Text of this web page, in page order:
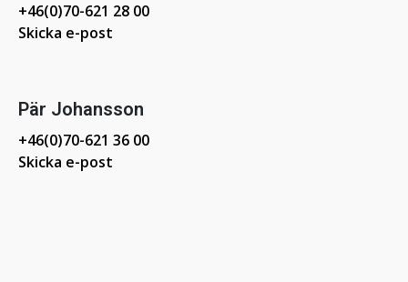
+46(0)70-621 28 00
Skicka e-post
Pär Johansson
+46(0)70-621 36 00
Skicka e-post